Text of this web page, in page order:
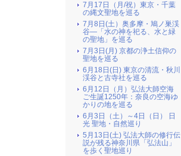
7月17日（月/祝）東京・千葉
の縄文聖地を巡る
7月8日(土）奥多摩・鳩ノ巣渓
谷―「水の神を祀る、水と緑
の聖地」を巡る
7月3日(月) 京都の浄土信仰の
聖地を巡る
6月18日(日) 東京の清流・秋川
渓谷と古寺社を巡る
6月12日（月）弘法大師空海
ご生誕1250年：奈良の空海ゆ
かりの地を巡る
6月3日（土）～4日（日） 日
光 聖地・自然巡り
5月13日(土) 弘法大師の修行伝
説が残る神奈川県「弘法山」
を歩く聖地巡り